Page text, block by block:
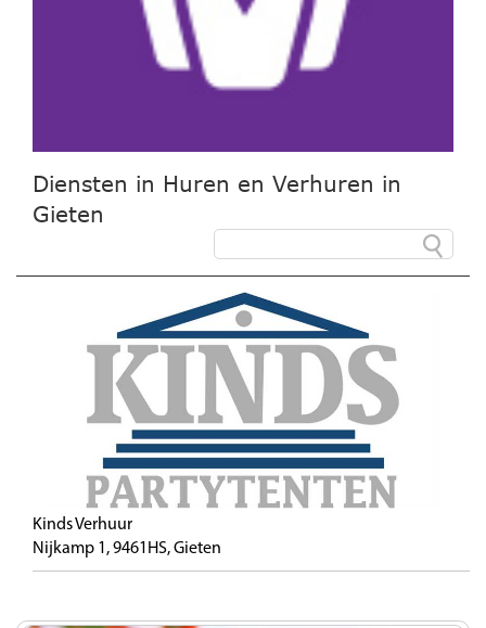
Diensten in Huren en Verhuren in
Gieten
Kinds Verhuur
Nijkamp 1, 9461HS, Gieten